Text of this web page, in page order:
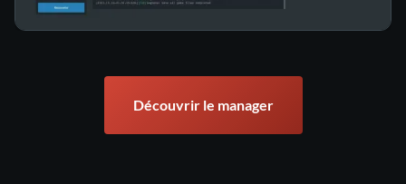
Découvrir le manager